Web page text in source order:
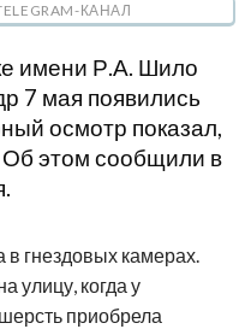
КАНАЛ
имени Р.А. Шило
7 мая появились
осмотр показал,
этом сообщили в
гнездовых камерах.
улицу, когда у
приобрела